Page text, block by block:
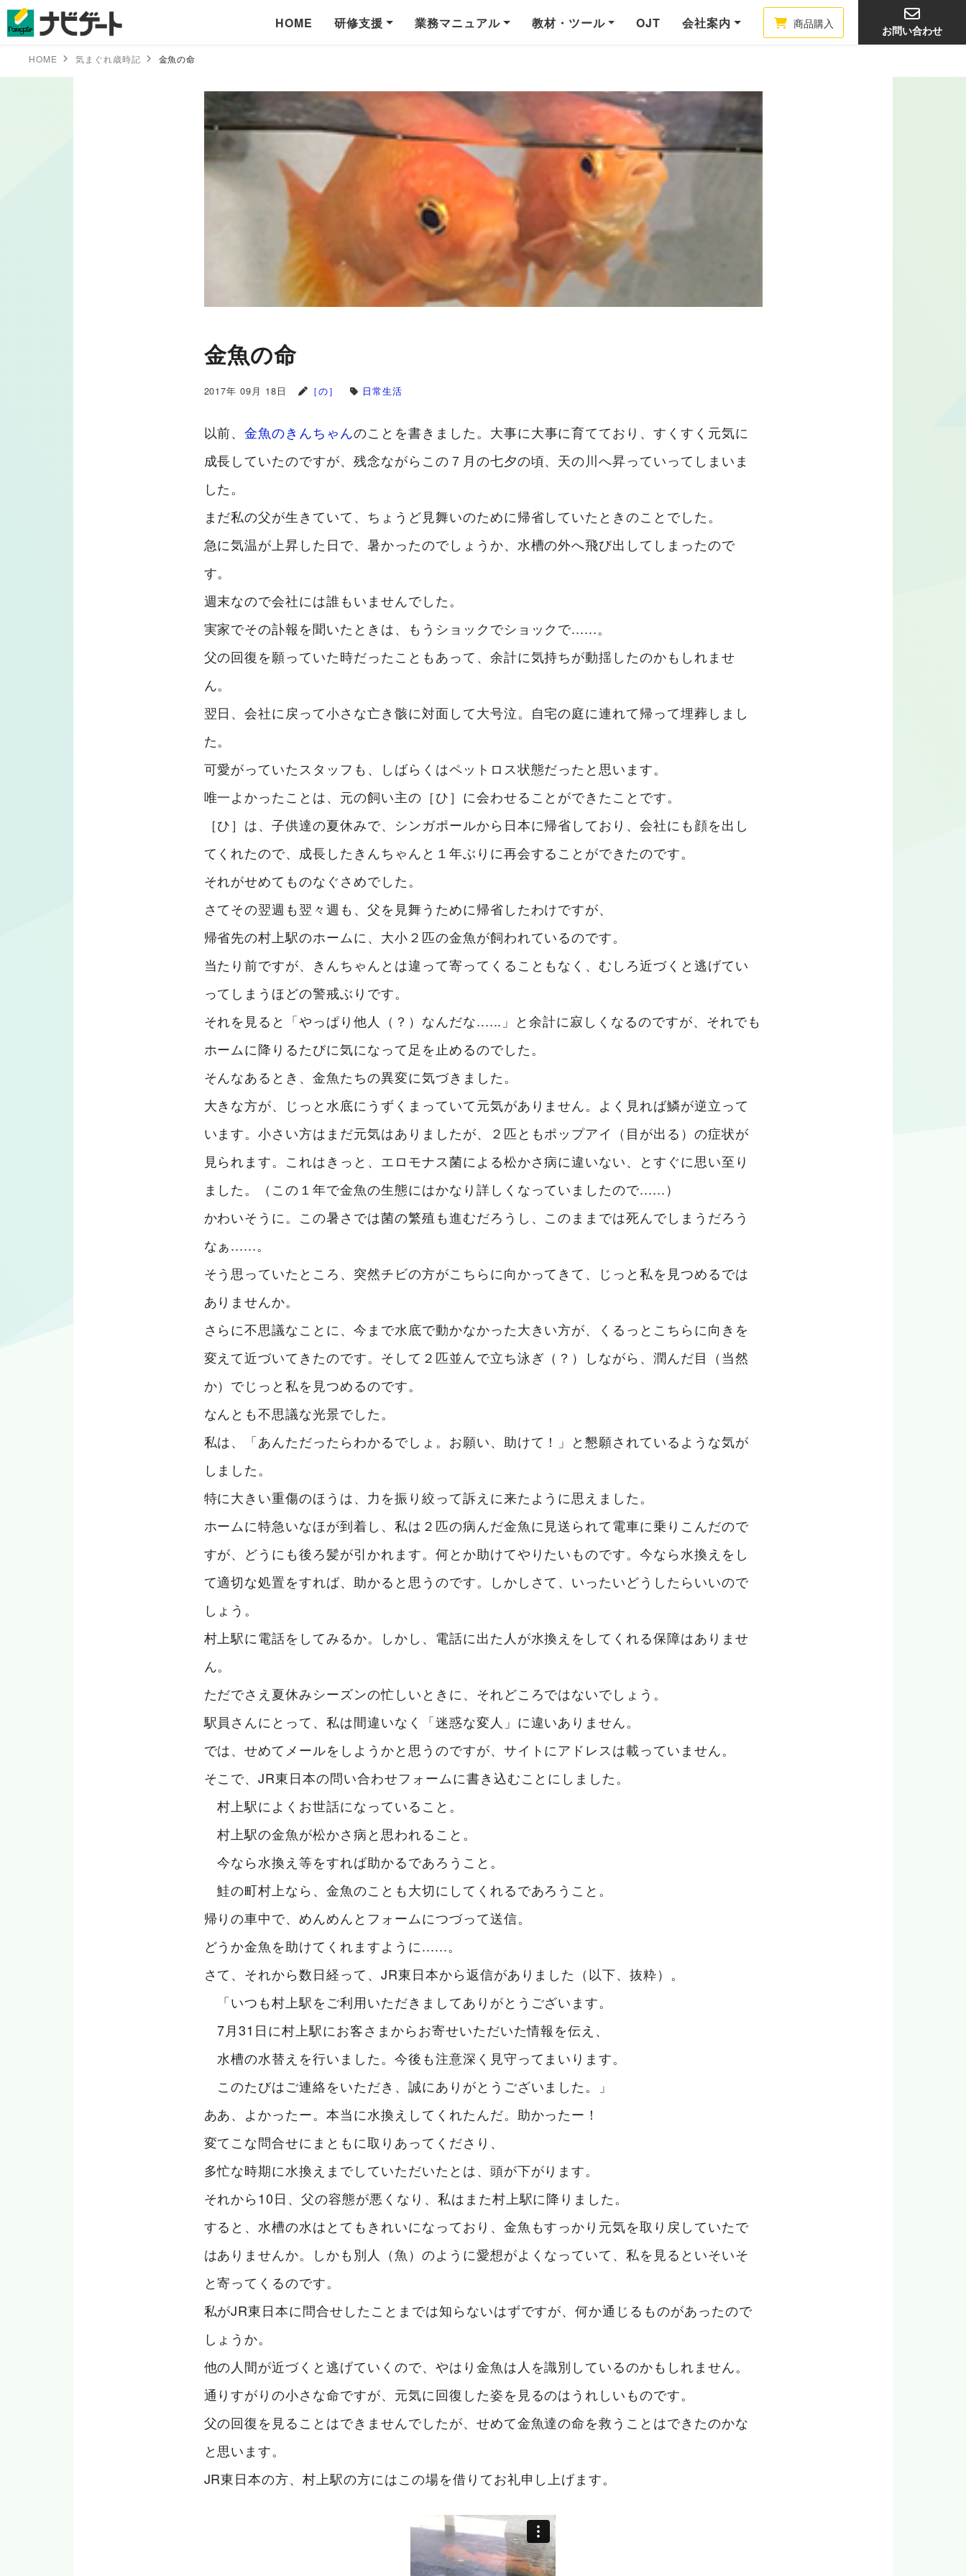
HOME 研修支援 業務マニュアル 教材・ツール OJT 会社案内 商品購入
お問い合わせ
HOME 気まぐれ歳時記 金魚の命
金魚の命
2017年 09月 18日 ［の］ 日常生活
以前、金魚のきんちゃんのことを書きました。大事に大事に育てており、すくすく元気に
成長していたのですが、残念ながらこの７月の七夕の頃、天の川へ昇っていってしまいま
した。
まだ私の父が生きていて、ちょうど見舞いのために帰省していたときのことでした。
急に気温が上昇した日で、暑かったのでしょうか、水槽の外へ飛び出してしまったので
す。
週末なので会社には誰もいませんでした。
実家でその訃報を聞いたときは、もうショックでショックで......。
父の回復を願っていた時だったこともあって、余計に気持ちが動揺したのかもしれませ
ん。
翌日、会社に戻って小さな亡き骸に対面して大号泣。自宅の庭に連れて帰って埋葬しまし
た。
可愛がっていたスタッフも、しばらくはペットロス状態だったと思います。
唯一よかったことは、元の飼い主の［ひ］に会わせることができたことです。
［ひ］は、子供達の夏休みで、シンガポールから日本に帰省しており、会社にも顔を出し
てくれたので、成長したきんちゃんと１年ぶりに再会することができたのです。
それがせめてものなぐさめでした。
さてその翌週も翌々週も、父を見舞うために帰省したわけですが、
帰省先の村上駅のホームに、大小２匹の金魚が飼われているのです。
当たり前ですが、きんちゃんとは違って寄ってくることもなく、むしろ近づくと逃げてい
ってしまうほどの警戒ぶりです。
それを見ると「やっぱり他人（？）なんだな......」と余計に寂しくなるのですが、それでも
ホームに降りるたびに気になって足を止めるのでした。
そんなあるとき、金魚たちの異変に気づきました。
大きな方が、じっと水底にうずくまっていて元気がありません。よく見れば鱗が逆立って
います。小さい方はまだ元気はありましたが、２匹ともポップアイ（目が出る）の症状が
見られます。これはきっと、エロモナス菌による松かさ病に違いない、とすぐに思い至り
ました。（この１年で金魚の生態にはかなり詳しくなっていましたので......）
かわいそうに。この暑さでは菌の繁殖も進むだろうし、このままでは死んでしまうだろう
なぁ......。
そう思っていたところ、突然チビの方がこちらに向かってきて、じっと私を見つめるでは
ありませんか。
さらに不思議なことに、今まで水底で動かなかった大きい方が、くるっとこちらに向きを
変えて近づいてきたのです。そして２匹並んで立ち泳ぎ（？）しながら、潤んだ目（当然
か）でじっと私を見つめるのです。
なんとも不思議な光景でした。
私は、「あんただったらわかるでしょ。お願い、助けて！」と懇願されているような気が
しました。
特に大きい重傷のほうは、力を振り絞って訴えに来たように思えました。
ホームに特急いなほが到着し、私は２匹の病んだ金魚に見送られて電車に乗りこんだので
すが、どうにも後ろ髪が引かれます。何とか助けてやりたいものです。今なら水換えをし
て適切な処置をすれば、助かると思うのです。しかしさて、いったいどうしたらいいので
しょう。
村上駅に電話をしてみるか。しかし、電話に出た人が水換えをしてくれる保障はありませ
ん。
ただでさえ夏休みシーズンの忙しいときに、それどころではないでしょう。
駅員さんにとって、私は間違いなく「迷惑な変人」に違いありません。
では、せめてメールをしようかと思うのですが、サイトにアドレスは載っていません。
そこで、JR東日本の問い合わせフォームに書き込むことにしました。
村上駅によくお世話になっていること。
村上駅の金魚が松かさ病と思われること。
今なら水換え等をすれば助かるであろうこと。
鮭の町村上なら、金魚のことも大切にしてくれるであろうこと。
帰りの車中で、めんめんとフォームにつづって送信。
どうか金魚を助けてくれますように......。
さて、それから数日経って、JR東日本から返信がありました（以下、抜粋）。
「いつも村上駅をご利用いただきましてありがとうございます。
7月31日に村上駅にお客さまからお寄せいただいた情報を伝え、
水槽の水替えを行いました。今後も注意深く見守ってまいります。
このたびはご連絡をいただき、誠にありがとうございました。」
ああ、よかったー。本当に水換えしてくれたんだ。助かったー！
変てこな問合せにまともに取りあってくださり、
多忙な時期に水換えまでしていただいたとは、頭が下がります。
それから10日、父の容態が悪くなり、私はまた村上駅に降りました。
すると、水槽の水はとてもきれいになっており、金魚もすっかり元気を取り戻していたで
はありませんか。しかも別人（魚）のように愛想がよくなっていて、私を見るといそいそ
と寄ってくるのです。
私がJR東日本に問合せしたことまでは知らないはずですが、何か通じるものがあったので
しょうか。
他の人間が近づくと逃げていくので、やはり金魚は人を識別しているのかもしれません。
通りすがりの小さな命ですが、元気に回復した姿を見るのはうれしいものです。
父の回復を見ることはできませんでしたが、せめて金魚達の命を救うことはできたのかな
と思います。
JR東日本の方、村上駅の方にはこの場を借りてお礼申し上げます。